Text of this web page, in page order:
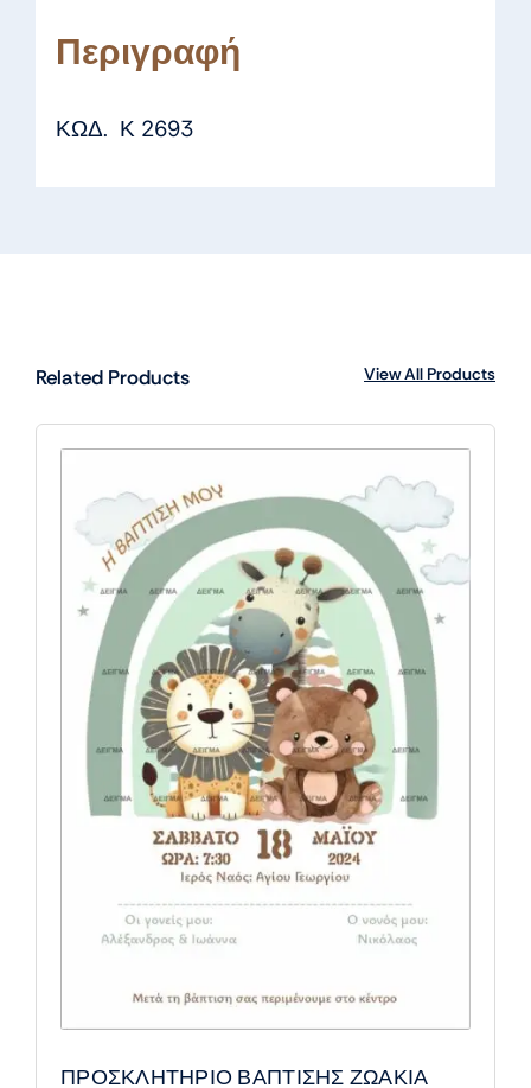
Περιγραφή
ΚΩΔ. Κ 2693
Related Products View All Products
ΠΡΟΣΚΛΗΤΗΡΙΟ ΒΑΠΤΙΣΗΣ ΖΩΑΚΙΑ